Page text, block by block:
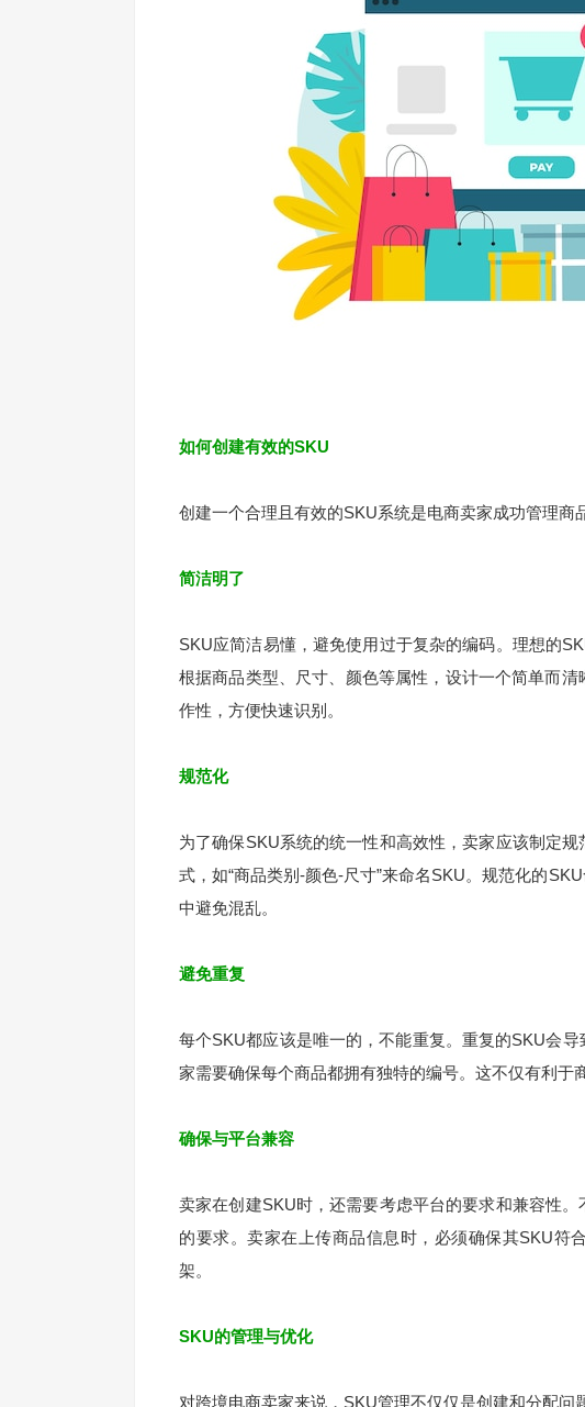
如何创建有效的SKU
创建一个合理且有效的SKU系统是电商卖家成功管理商
简洁明了
SKU应简洁易懂，避免使用过于复杂的编码。理想的
根据商品类型、尺寸、颜色等属性，设计一个简单而
作性，方便快速识别。
规范化
为了确保SKU系统的统一性和高效性，卖家应该制定
式，如“商品类别-颜色-尺寸”来命名SKU。规范化的
中避免混乱。
避免重复
每个SKU都应该是唯一的，不能重复。重复的SKU会
家需要确保每个商品都拥有独特的编号。这不仅有利于
确保与平台兼容
卖家在创建SKU时，还需要考虑平台的要求和兼容性
的要求。卖家在上传商品信息时，必须确保其SKU符
架。
SKU的管理与优化
对跨境电商卖家来说，SKU管理不仅仅是创建和分配问